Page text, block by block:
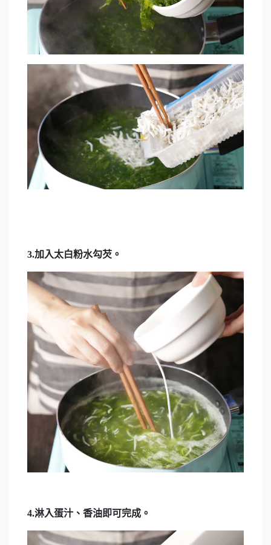
3.加入太白粉水勾芡。
4.淋入蛋汁、香油即可完成。